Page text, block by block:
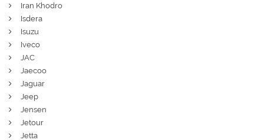
Iran Khodro
Isdera
Isuzu
Iveco
JAC
Jaecoo
Jaguar
Jeep
Jensen
Jetour
Jetta